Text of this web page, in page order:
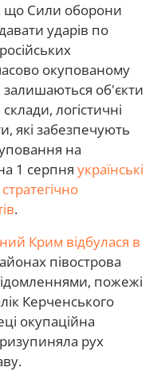
що Сили оборони
ударів по
окупованому
об'єкти
логістичні
які забезпечують
на
1 серпня українські
.
Крим відбулася в
півострова
пожежі
Керченського
окупаційна
рух